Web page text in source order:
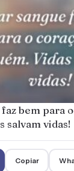
bem para
salvam vidas!
Copiar